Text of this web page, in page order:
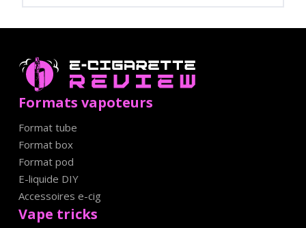
Formats vapoteurs
Format tube
Format box
Format pod
E-liquide DIY
Accessoires e-cig
Vape tricks